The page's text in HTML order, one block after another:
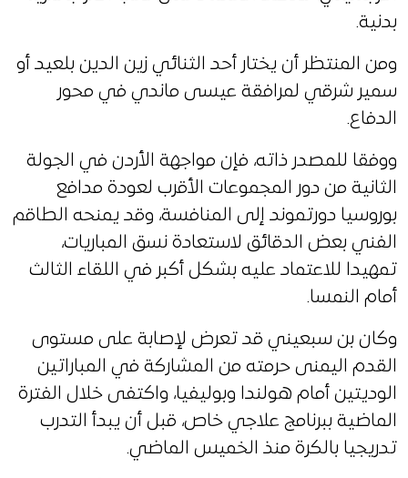
بدنية.
ومن المنتظر أن يختار أحد الثنائي زين الدين بلعيد أو
سمير شرقي لمرافقة عيسى ماندي في محور
الدفاع.
ووفقا للمصدر ذاته، فإن مواجهة الأردن في الجولة
الثانية من دور المجموعات الأقرب لعودة مدافع
بوروسيا دورتموند إلى المنافسة، وقد يمنحه الطاقم
الفني بعض الدقائق لاستعادة نسق المباريات،
تمهيدا للاعتماد عليه بشكل أكبر في اللقاء الثالث
أمام النمسا.
وكان بن سبعيني قد تعرض لإصابة على مستوى
القدم اليمنى حرمته من المشاركة في المباراتين
الوديتين أمام هولندا وبوليفيا، واكتفى خلال الفترة
الماضية ببرنامج علاجي خاص، قبل أن يبدأ التدرب
تدريجيا بالكرة منذ الخميس الماضي.